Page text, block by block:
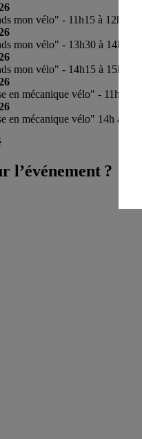
mon vélo" - 11h15 à 12h00
mon vélo" - 13h30 à 14h15
mon vélo" - 14h15 à 15h00
en mécanique vélo" - 11h15 à
en mécanique vélo" 14h à
l’événement ?